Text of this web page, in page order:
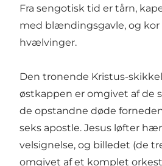
Fra sengotisk tid er tårn,
med blændingsgavle, og kor
hvælvinger.
Den tronende Kristus-
østkappen er omgivet af de
de opstandne døde
seks apostle. Jesus løfter
velsignelse, og billedet (de
omgivet af et komplet